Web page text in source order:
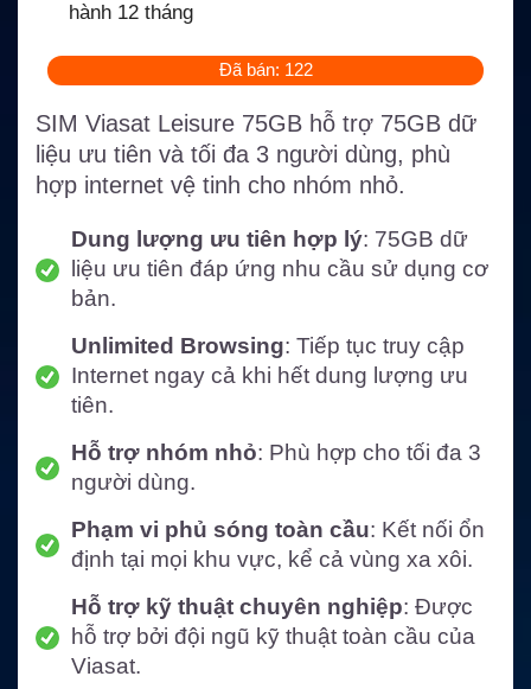
hành 12 tháng
Đã bán: 122
SIM Viasat Leisure 75GB hỗ trợ 75GB dữ
liệu ưu tiên và tối đa 3 người dùng, phù
hợp internet vệ tinh cho nhóm nhỏ.
Dung lượng ưu tiên hợp lý: 75GB dữ
liệu ưu tiên đáp ứng nhu cầu sử dụng cơ
bản.
Unlimited Browsing: Tiếp tục truy cập
Internet ngay cả khi hết dung lượng ưu
tiên.
Hỗ trợ nhóm nhỏ: Phù hợp cho tối đa 3
người dùng.
Phạm vi phủ sóng toàn cầu: Kết nối ổn
định tại mọi khu vực, kể cả vùng xa xôi.
Hỗ trợ kỹ thuật chuyên nghiệp: Được
hỗ trợ bởi đội ngũ kỹ thuật toàn cầu của
Viasat.